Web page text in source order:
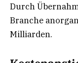
Durch
Branche
Milliarden.